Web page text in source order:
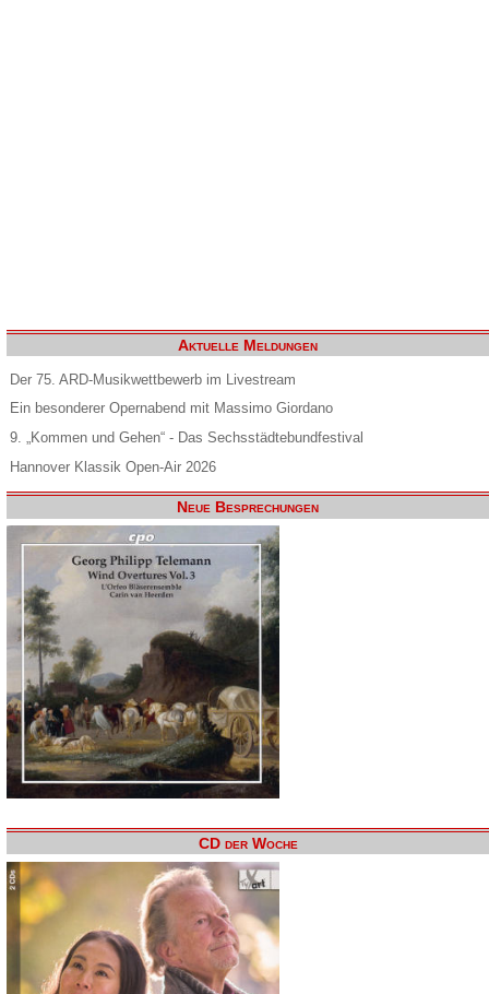
Aktuelle Meldungen
Der 75. ARD-Musikwettbewerb im Livestream
Ein besonderer Opernabend mit Massimo Giordano
9. „Kommen und Gehen“ - Das Sechsstädtebundfestival
Hannover Klassik Open-Air 2026
Neue Besprechungen
CD der Woche